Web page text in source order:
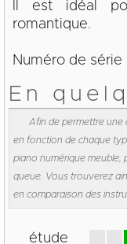
Il est idéal
romantique.
Numéro de série
En
Afin de permettre une
en fonction de chaque
piano numérique meuble,
queue. Vous trouverez
en comparaison des
étude